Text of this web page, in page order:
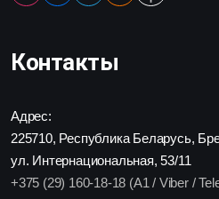
Контакты
Адрес:
225710, Республика Беларусь,
ул. Интернациональная, 53/11
+375 (29) 160-18-18 (A1 / Viber /